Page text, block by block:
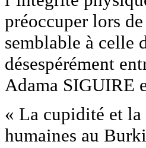
préoccuper lors
semblable à celle
désespérément
Adama SIGUIRE
« La cupidité et la
humaines au